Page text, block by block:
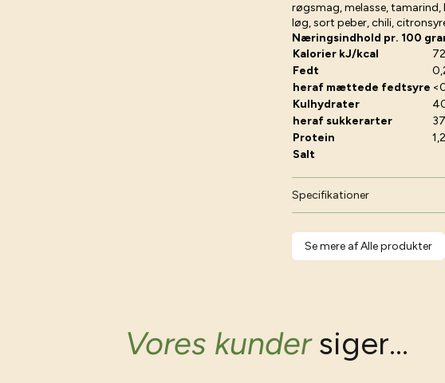
røgsmag, melasse,
løg, sort peber, chili,
Næringsindhold pr. 100
Kalorier kJ/kcal
Fedt
heraf mættede fedtsyre
Kulhydrater
heraf sukkerarter
Protein
Salt
Specifikationer
Se mere af Alle produkter
Vores kundersiger...